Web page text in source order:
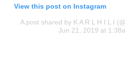
View this post on Instagram
A post shared by K A R L H I L I
Jun 21, 2019 at